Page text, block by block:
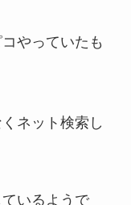
やっていたも
ネット検索し
いるようで